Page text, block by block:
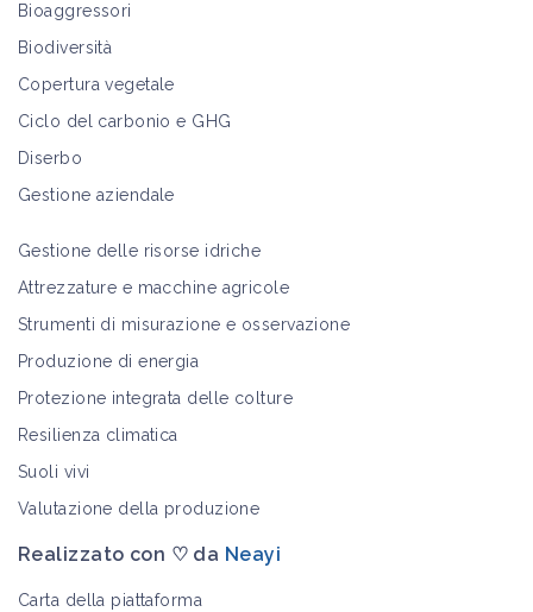
Bioaggressori
Biodiversità
Copertura vegetale
Ciclo del carbonio e GHG
Diserbo
Gestione aziendale
Gestione delle risorse idriche
Attrezzature e macchine agricole
Strumenti di misurazione e osservazione
Produzione di energia
Protezione integrata delle colture
Resilienza climatica
Suoli vivi
Valutazione della produzione
Realizzato con ♡ da Neayi
Carta della piattaforma